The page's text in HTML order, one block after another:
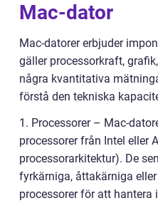
Mac-dator
Mac-datorer erbjuder
gäller processorkraft,
några kvantitativa
förstå den tekniska
1. Processorer – Mac-
processorer från Intel eller
processorarkitektur). De
fyrkärniga, åttakärniga
processorer för att hantera